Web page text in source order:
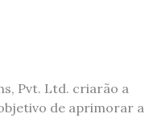
Pvt. Ltd. criarão a
de aprimorar a